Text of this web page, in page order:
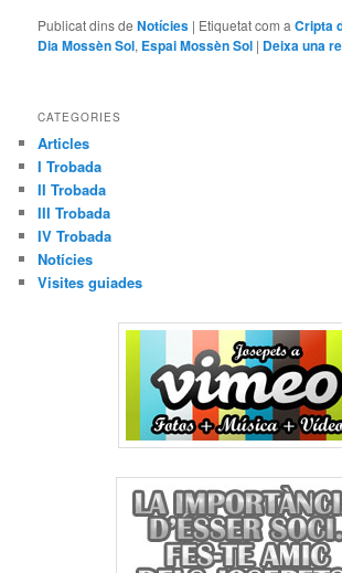
Publicat dins de Notícies | Etiquetat com a Cripta
Dia Mossèn Sol, Espai Mossèn Sol | Deixa una
CATEGORIES
Articles
I Trobada
II Trobada
III Trobada
IV Trobada
Notícies
Visites guiades